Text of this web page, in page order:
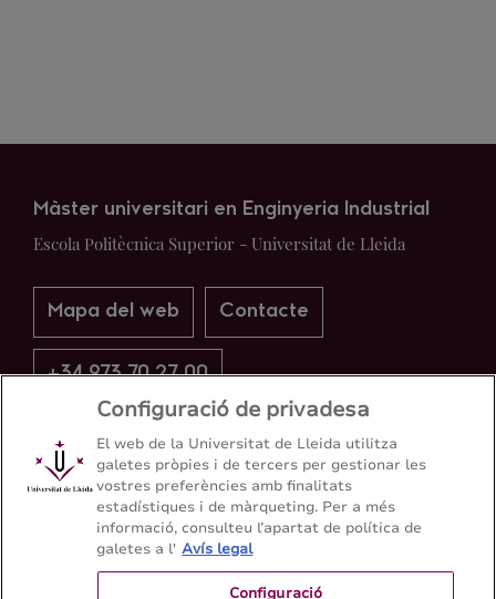
Màster universitari en Enginyeria Industrial
Escola Politècnica Superior - Universitat de Lleida
Mapa del web Contacte
+34 973 70 27 00
Configuració de privadesa
El web de la Universitat de Lleida utilitza
galetes pròpies i de tercers per gestionar les
vostres preferències amb finalitats
estadístiques i de màrqueting. Per a més
informació, consulteu l’apartat de política de
galetes a l' Avís legal
Configuració